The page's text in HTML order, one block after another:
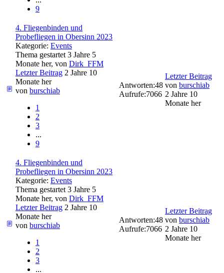
9
4. Fliegenbinden und
Probefliegen in Obersinn 2023
Kategorie: Events
Thema gestartet 3 Jahre 5
Monate her, von Dirk_FFM
Letzter Beitrag 2 Jahre 10
Monate her
von burschiab
1
2
3
...
9
Antworten:48
Aufrufe:7066
Letzter Beitrag
von burschiab
2 Jahre 10
Monate her
4. Fliegenbinden und
Probefliegen in Obersinn 2023
Kategorie: Events
Thema gestartet 3 Jahre 5
Monate her, von Dirk_FFM
Letzter Beitrag 2 Jahre 10
Monate her
von burschiab
1
2
3
...
Antworten:48
Aufrufe:7066
Letzter Beitrag
von burschiab
2 Jahre 10
Monate her